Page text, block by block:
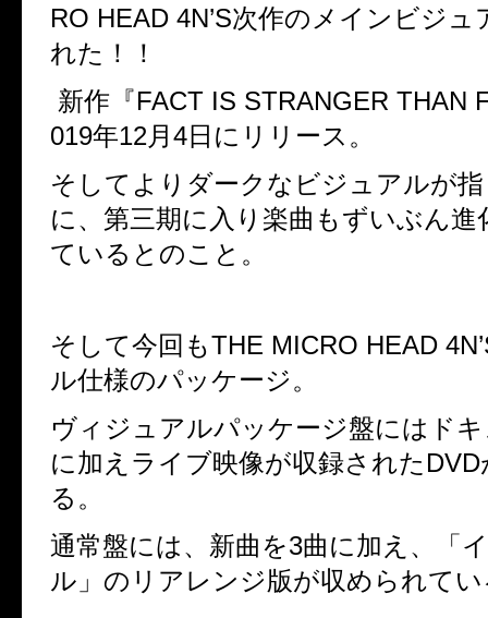
RO HEAD 4N’S次作のメインビジュ
れた！！
新作 『FACT IS STRANGER THAN
019年12月4日にリリース。
そしてよりダークなビジュアルが
に、第三期に入り楽曲もずいぶん進
ているとのこと。
そして今回もTHE MICRO HEAD
ル仕様のパッケージ。
ヴィジュアルパッケージ盤にはド
に加えライブ映像が収録された
る。
通常盤には、新曲を3曲に加え、「
ル」のリアレンジ版が収められて